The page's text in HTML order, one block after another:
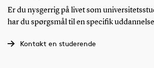
Er du nysgerrig på livet som
har du spørgsmål til en specifik
Kontakt en studerende